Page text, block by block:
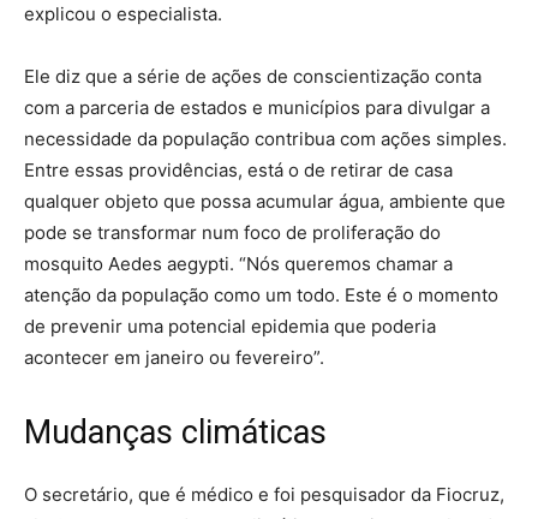
explicou o especialista.
Ele diz que a série de ações de conscientização conta
com a parceria de estados e municípios para divulgar a
necessidade da população contribua com ações simples.
Entre essas providências, está o de retirar de casa
qualquer objeto que possa acumular água, ambiente que
pode se transformar num foco de proliferação do
mosquito Aedes aegypti. “Nós queremos chamar a
atenção da população como um todo. Este é o momento
de prevenir uma potencial epidemia que poderia
acontecer em janeiro ou fevereiro”.
Mudanças climáticas
O secretário, que é médico e foi pesquisador da Fiocruz,